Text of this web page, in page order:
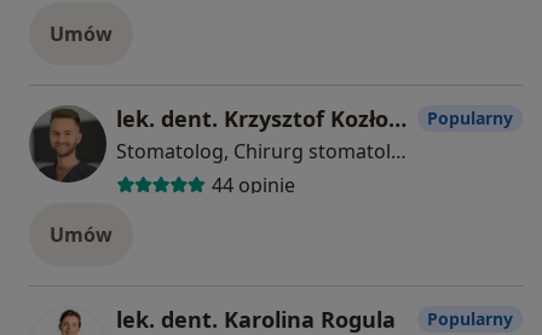
Umów
lek. dent. Krzysztof Kozłowski
Stomatolog, Chirurg stomatologiczny
44 opinie
Popularny
Umów
lek. dent. Karolina Rogula Popularny